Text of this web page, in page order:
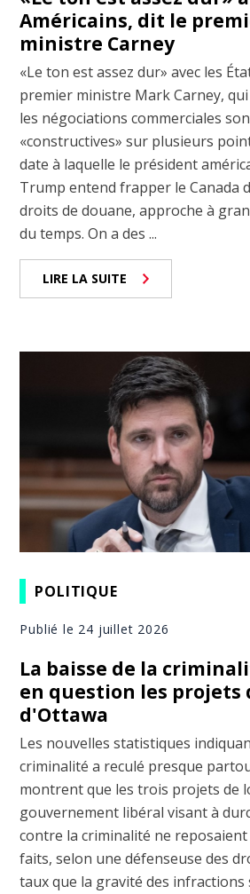
Américains, dit le
ministre Carney
«Le ton est assez dur» avec les
premier ministre Mark Carney,
les négociations commerciales
«constructives» sur plusieurs
date à laquelle le président
Trump entend frapper le Canada
droits de douane, approche à
du temps. On a des ...
LIRE LA SUITE
POLITIQUE
Publié le 24 juillet 2026
La baisse de la
en question les projets
d'Ottawa
Les nouvelles statistiques
criminalité a reculé presque
montrent que les trois projets de
gouvernement libéral visant à
contre la criminalité ne reposaient
faits, selon une défenseuse des
taux que la gravité des infractions